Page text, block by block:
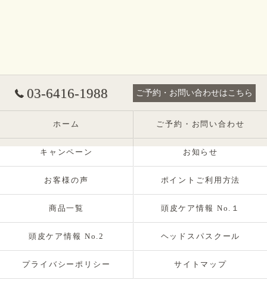
03-6416-1988 ご予約・お問い合わせはこちら
ホーム ご予約・お問い合わせ
キャンペーン お知らせ
お客様の声 ポイントご利用方法
商品一覧 頭皮ケア情報 No.１
頭皮ケア情報 No.2 ヘッドスパスクール
プライバシーポリシー サイトマップ